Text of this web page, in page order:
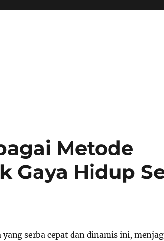
Metode
Gaya Hidup
yang serba cepat dan dinamis ini,